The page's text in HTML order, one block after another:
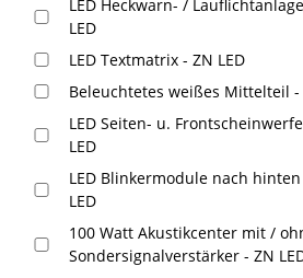
LED Heckwarn- /
LED
LED Textmatrix - ZN LED
Beleuchtetes weißes Mittelteil -
LED Seiten- u.
LED
LED Blinkermodule nach hinten
LED
100 Watt Akustikcenter mit /
Sondersignalverstärker - ZN